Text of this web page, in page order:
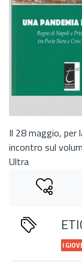
Il 28 maggio, per
incontro sul
Ultra
I